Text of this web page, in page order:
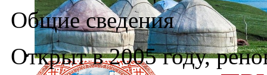
Общие сведения
Открыт в 2005 году,